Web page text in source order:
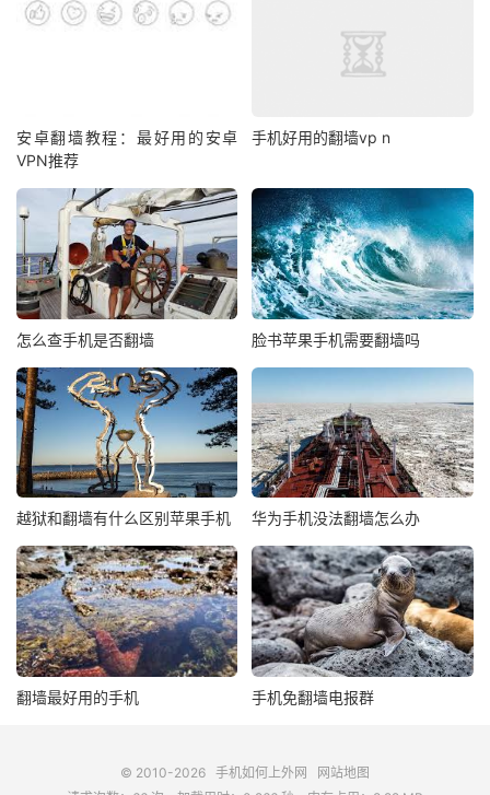
安卓翻墙教程：最好用的安卓
VPN推荐
手机好用的翻墙vp n
怎么查手机是否翻墙 脸书苹果手机需要翻墙吗
越狱和翻墙有什么区别苹果手机 华为手机没法翻墙怎么办
翻墙最好用的手机 手机免翻墙电报群
© 2010-2026 手机如何上外网
网站地图